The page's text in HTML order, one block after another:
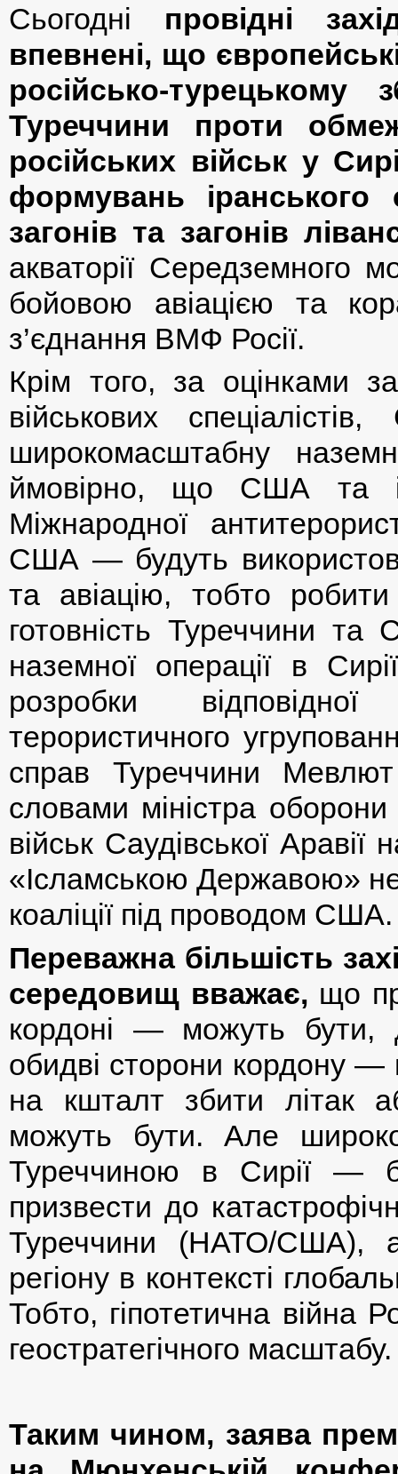
Сьогодні провідні
впевнені, що
російсько-
Туреччини проти
російських військ у
формувань іранського
загонів та загонів
акваторії Середземного
бойовою авіацією та
з’єднання ВМФ Росії.
Крім того, за оцінками
військових
широкомасштабну
ймовірно, що США та
Міжнародної
США — будуть
та авіацію, тобто
готовність Туреччини та
наземної операції в
розробки
терористичного
справ Туреччини
словами міністра
військ Саудівської
«Ісламською Державою» не
коаліції під проводом США.
Переважна більшість
середовищ вважає, що
кордоні — можуть бути,
обидві сторони кордону —
на кшталт збити літак
можуть бути. Але
Туреччиною в Сирії —
призвести до
Туреччини (НАТО/США), а
регіону в контексті
Тобто, гіпотетична війна
геостратегічного масштабу.
Таким чином, заява